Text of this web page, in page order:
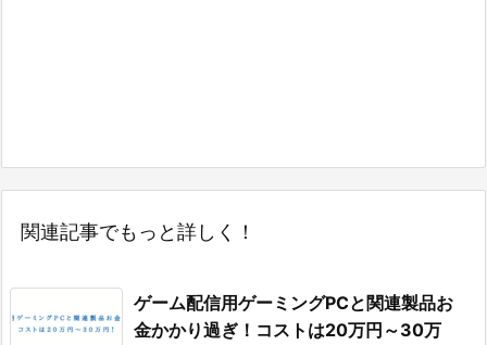
関連記事でもっと詳しく！
ゲーム配信用ゲーミングPCと関連製品お
金かかり過ぎ！コストは20万円～30万